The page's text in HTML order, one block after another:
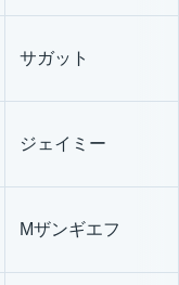
サガット
ジェイミー
Mザンギエフ